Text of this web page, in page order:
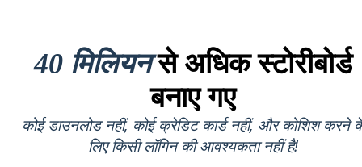
40 मिलियनसे अधिक स्टोरीबोर्ड
बनाए गए
कोई डाउनलोड नहीं, कोई क्रेडिट कार्ड नहीं, और कोशिश करने
लिए किसी लॉगिन की आवश्यकता नहीं है!